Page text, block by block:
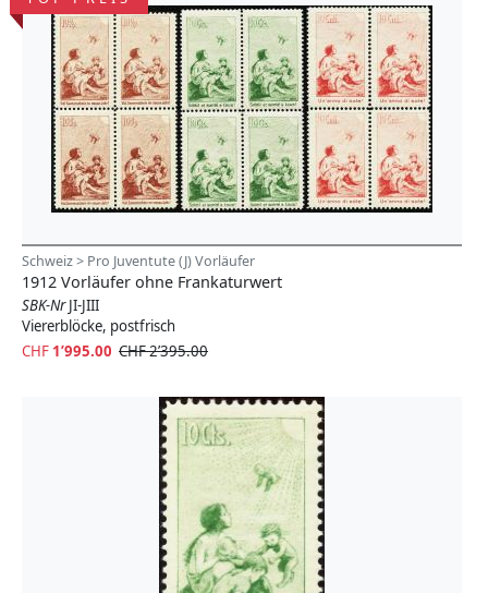
Schweiz > Pro Juventute (J) Vorläufer
1912 Vorläufer ohne Frankaturwert
SBK-NrJI-JIII
Viererblöcke, postfrisch
CHF 1’995.00 CHF 2’395.00